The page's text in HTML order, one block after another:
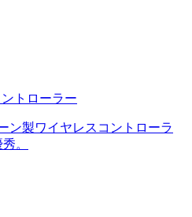
トローラー
ン製ワイヤレスコントローラ
。